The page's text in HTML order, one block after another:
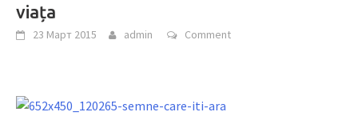
viața
23 Март 2015 admin Comment